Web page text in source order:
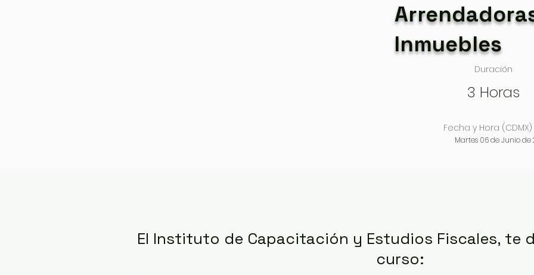
Inmuebles
Duración
3 Horas
Fecha y Hora (CDMX)
Martes 06 de Junio de
El Instituto de Capacitación y Estudios Fiscales, te
curso: